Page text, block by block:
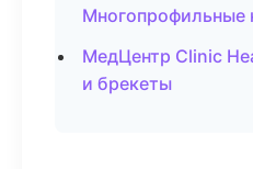
Многопрофильные
МедЦентр Clinic
и брекеты